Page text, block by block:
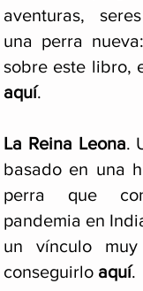
aventuras,
una perra
sobre este libro,
aquí.
La Reina Leona.
basado en una
perra que
pandemia en
un vínculo muy
conseguirlo aquí.